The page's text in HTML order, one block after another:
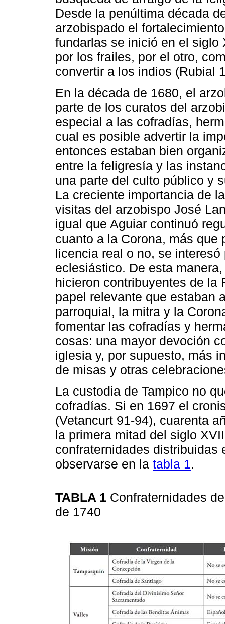
Desde la penúltima década
arzobispado el
fundarlas se inició en el siglo
por los frailes, por el otro,
convertir a los indios (Rubial
En la década de 1680, el
parte de los curatos del
especial a las cofradías,
cual es posible advertir la
entonces estaban bien
entre la feligresía y las
una parte del culto público y
La creciente importancia de
visitas del arzobispo José
igual que Aguiar continuó
cuanto a la Corona, más
licencia real o no, se
eclesiástico. De esta
hicieron contribuyentes de la
papel relevante que estaban
parroquial, la mitra y la
fomentar las cofradías y
cosas: una mayor devoción
iglesia y, por supuesto, más
de misas y otras
La custodia de Tampico no
cofradías. Si en 1697 el
(Vetancurt 91-94), cuarenta
la primera mitad del siglo
confraternidades distribuidas
observarse en la tabla 1.
TABLA 1 Confraternidades
de 1740